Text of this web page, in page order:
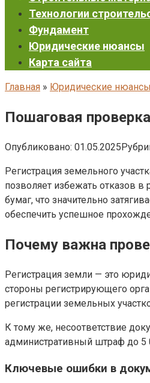
Технологии
Фундамент
Юридические нюансы
Карта сайта
Главная » Юридические нюансы
Пошаговая
Опубликовано: 01.05.2025
Регистрация земельного
позволяет избежать отказов
бумаг, что значительно
обеспечить успешное
Почему важна
Регистрация земли — это
стороны регистрирующего
регистрации земельных
К тому же, несоответствие
административный штраф до 5
Ключевые ошибки в